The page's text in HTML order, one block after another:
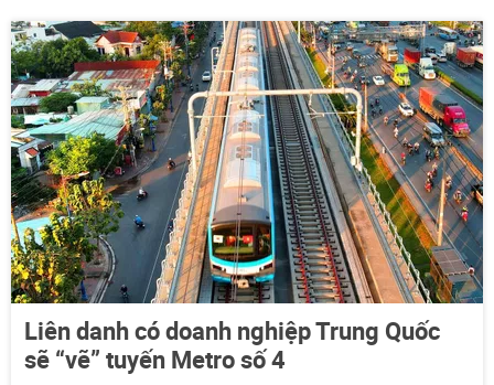
Liên danh có doanh nghiệp Trung Quốc
sẽ “vẽ” tuyến Metro số 4